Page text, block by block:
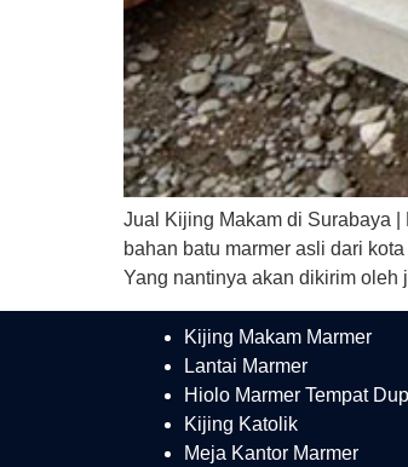
Jual Kijing Makam di Surabaya
bahan batu marmer asli dari
Yang nantinya akan dikirim
Kijing Makam Marmer
Lantai Marmer
Hiolo Marmer Tempat
Kijing Katolik
Meja Kantor Marmer